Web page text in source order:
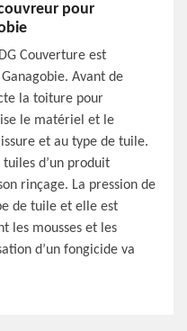
pour
Couverture est
Avant de
la toiture pour
le matériel et le
et au type de tuile.
d’un produit
rinçage. La pression de
de tuile et elle est
les mousses et les
d’un fongicide va